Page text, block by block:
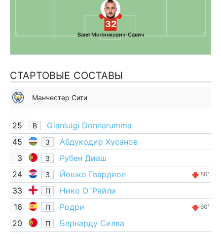
32
Ваня Милинкович-Савич
СТАРТОВЫЕ СОСТАВЫ
Манчестер Сити
25 В
Gianluigi Donnarumma
45
З
Абдукодир Хусанов
3
З
Рубен Диаш
24
З Йошко Гвардиол 80'
33 П
Нико О`Райли
16
П Родри 60'
20 П
Бернарду Силва